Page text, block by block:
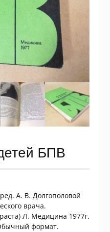
БПВ
А. В. Долгополовой
врача.
Л. Медицина 1977г.
формат.